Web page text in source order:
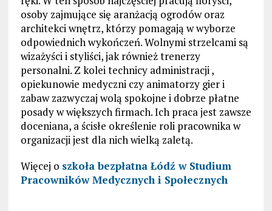
osoby zajmujące się aranżacją ogrodów oraz
architekci wnętrz, którzy pomagają w wyborze
odpowiednich wykończeń. Wolnymi strzelcami są
wizażyści i styliści, jak również trenerzy
personalni. Z kolei technicy administracji ,
opiekunowie medyczni czy animatorzy gier i
zabaw zazwyczaj wolą spokojne i dobrze płatne
posady w większych firmach. Ich praca jest zawsze
doceniana, a ścisłe określenie roli pracownika w
organizacji jest dla nich wielką zaletą.
Więcej o szkoła bezpłatna Łódź w Studium
Pracowników Medycznych i Społecznych